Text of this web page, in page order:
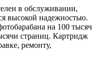
в обслуживании,
высокой надежностью.
на 100 тысяч
страниц. Картридж
ремонту,